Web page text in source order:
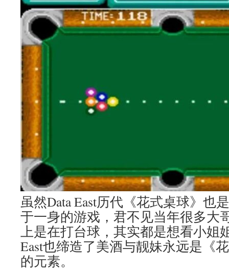
虽然Data East历代《花式桌球》也
于一身的游戏，君不见当年很多大
上是在打台球，其实都是想看小姐
East也缔造了美酒与靓妹永远是《
的元素。